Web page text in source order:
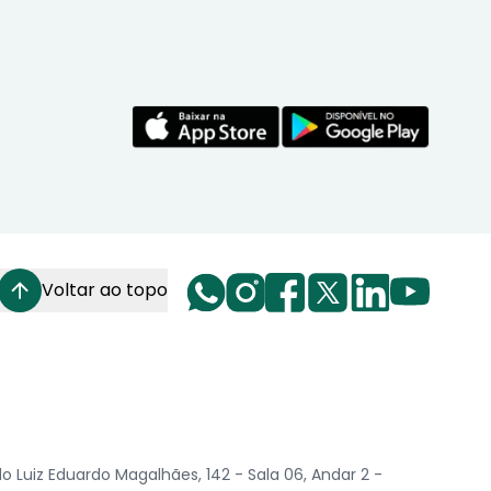
Voltar ao topo
Luiz Eduardo Magalhães, 142 - Sala 06, Andar 2 -